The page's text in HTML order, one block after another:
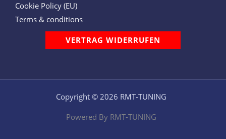
Cookie Policy (EU)
Terms & conditions
VERTRAG WIDERRUFEN
Copyright © 2026 RMT-TUNING
Powered By RMT-TUNING